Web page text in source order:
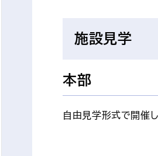
施設見学
本部
自由見学形式で開催